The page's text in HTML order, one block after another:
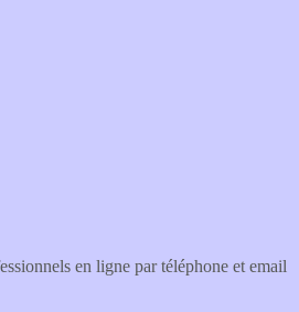
en ligne par téléphone et email